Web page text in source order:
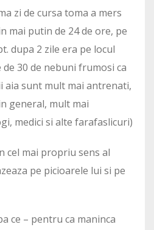
zi de cursa toma a mers
mai putin de 24 de ore, pe
dupa 2 zile era pe locul
30 de nebuni frumosi ca
aia sunt mult mai antrenati,
general, mult mai
medici si alte farafaslicuri)
cel mai propriu sens al
pe picioarele lui si pe
ce – pentru ca maninca